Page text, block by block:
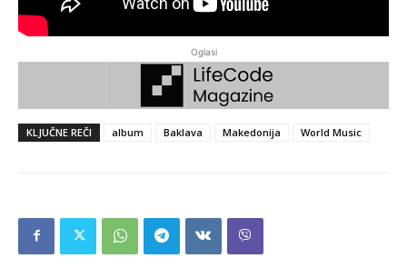
Oglasi
KLJUČNE REČI album Baklava Makedonija World Music